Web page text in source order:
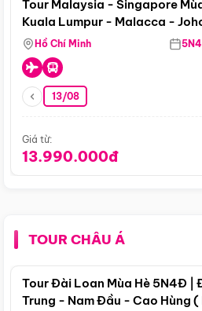
Tour Malaysia - Singapore
Kuala Lumpur - Malacca -
Singapore
Hồ Chí Minh
13/08
Giá từ:
13.990.000đ
TOUR CHÂU Á
Tour Đài Loan Mùa Hè 5N4Đ |
Trung - Nam Đầu - Cao Hùng (